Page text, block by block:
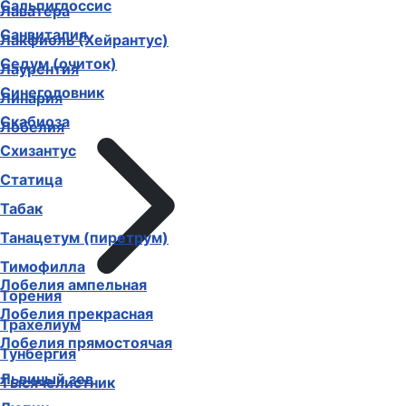
Лаватера
Лакфиоль (Хейрантус)
Лаурентия
Линария
Лобелия
Лобелия ампельная
Лобелия прекрасная
Лобелия прямостоячая
Львиный зев
Сальпиглоссис
Санвиталия
Седум (очиток)
Синеголовник
Скабиоза
Схизантус
Статица
Табак
Танацетум (пиретрум)
Тимофилла
Торения
Трахелиум
Тунбергия
Тысячелистник